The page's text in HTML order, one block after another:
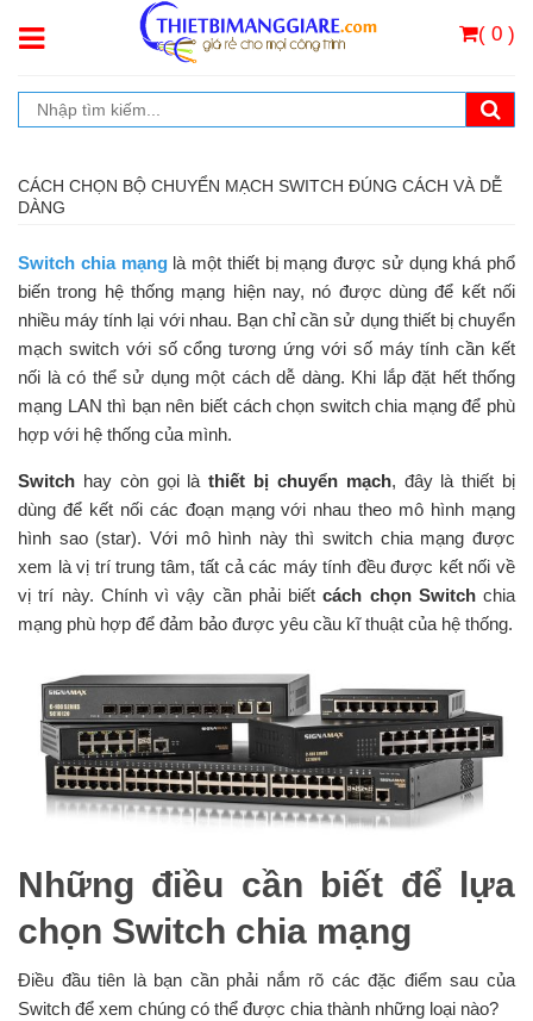
( 0 )
CÁCH CHỌN BỘ CHUYỂN MẠCH SWITCH ĐÚNG CÁCH VÀ DỄ
DÀNG
Switch chia mạnglà một thiết bị mạng được sử dụng khá phổ
biến trong hệ thống mạng hiện nay, nó được dùng để kết nối
nhiều máy tính lại với nhau. Bạn chỉ cần sử dụng thiết bị chuyển
mạch switch với số cổng tương ứng với số máy tính cần kết
nối là có thể sử dụng một cách dễ dàng. Khi lắp đặt hết thống
mạng LAN thì bạn nên biết cách chọn switch chia mạng để phù
hợp với hệ thống của mình.
Switch hay còn gọi làthiết bị chuyển mạch, đây là thiết bị
dùng để kết nối các đoạn mạng với nhau theo mô hình mạng
hình sao (star). Với mô hình này thì switch chia mạng được
xem là vị trí trung tâm, tất cả các máy tính đều được kết nối về
vị trí này. Chính vì vậy cần phải biếtcách chọn Switchchia
mạng phù hợp để đảm bảo được yêu cầu kĩ thuật của hệ thống.
Những điều cần biết để lựa
chọn Switch chia mạng
Điều đầu tiên là bạn cần phải nắm rõ các đặc điểm sau của
Switch để xem chúng có thể được chia thành những loại nào?